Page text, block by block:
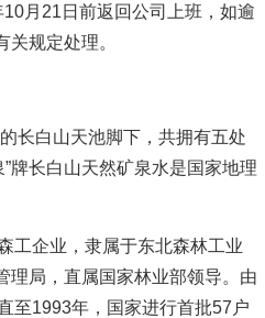
月21日前返回公司上班，如逾
规定处理。
长白山天池脚下，共拥有五处
牌长白山天然矿泉水是国家地理
工企业，隶属于东北森林工业
理局，直属国家林业部领导。由
至1993年，国家进行首批57户